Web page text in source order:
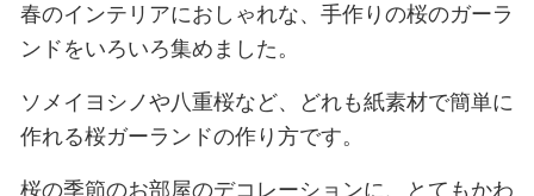
春のインテリアにおしゃれな、手作りの桜のガーラ
ンドをいろいろ集めました。
ソメイヨシノや八重桜など、どれも紙素材で簡単に
作れる桜ガーランドの作り方です。
桜の季節のお部屋のデコレーションに、とてもかわ